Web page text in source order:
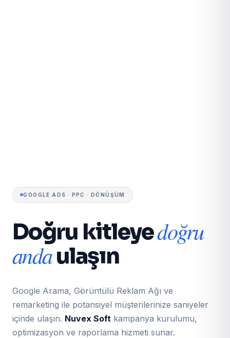
GOOGLE ADS · PPC · DÖNÜŞÜM
Doğru kitleyedoğru
andaulaşın
Google Arama, Görüntülü Reklam Ağı ve
remarketing ile potansiyel müşterilerinize saniyeler
içinde ulaşın. Nuvex Soft kampanya kurulumu,
optimizasyon ve raporlama hizmeti sunar.